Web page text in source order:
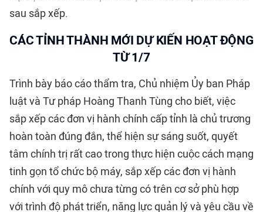
sau sắp xếp.
CÁC TỈNH THÀNH MỚI DỰ KIẾN HOẠT ĐỘNG
TỪ 1/7
Trình bày báo cáo thẩm tra, Chủ nhiệm Ủy ban Pháp
luật và Tư pháp Hoàng Thanh Tùng cho biết, việc
sắp xếp các đơn vị hành chính cấp tỉnh là chủ trương
hoàn toàn đúng đắn, thể hiện sự sáng suốt, quyết
tâm chính trị rất cao trong thực hiện cuộc cách mạng
tinh gọn tổ chức bộ máy, sắp xếp các đơn vị hành
chính với quy mô chưa từng có trên cơ sở phù hợp
với trình độ phát triển, năng lực quản lý và yêu cầu về